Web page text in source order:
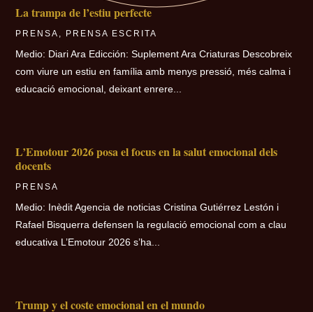
La trampa de l’estiu perfecte
PRENSA , PRENSA ESCRITA
Medio: Diari Ara Edicción: Suplement Ara Criaturas Descobreix
com viure un estiu en família amb menys pressió, més calma i
educació emocional, deixant enrere...
L’Emotour 2026 posa el focus en la salut emocional dels
docents
PRENSA
Medio: Inèdit Agencia de noticias Cristina Gutiérrez Lestón i
Rafael Bisquerra defensen la regulació emocional com a clau
educativa L’Emotour 2026 s’ha...
Trump y el coste emocional en el mundo